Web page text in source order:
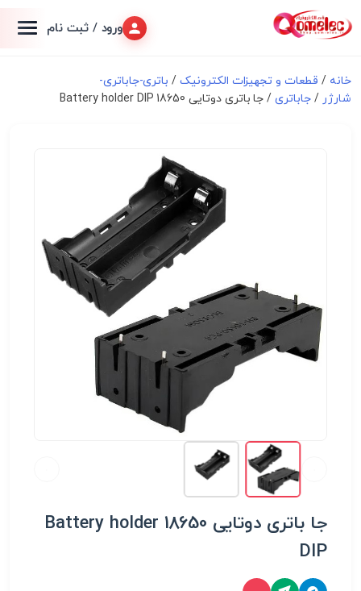
ورود / ثبت نام
خانه / قطعات و تجهیزات الکترونیک/ باتری-جاباتری-
شارژر /جاباتری/ جا باتری دوتایی 18650 Battery holder DIP
جا باتری دوتایی 18650 Battery holder
DIP